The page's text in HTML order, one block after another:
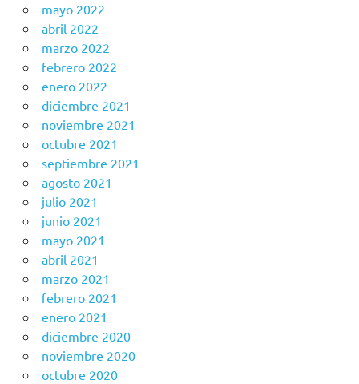
mayo 2022
abril 2022
marzo 2022
febrero 2022
enero 2022
diciembre 2021
noviembre 2021
octubre 2021
septiembre 2021
agosto 2021
julio 2021
junio 2021
mayo 2021
abril 2021
marzo 2021
febrero 2021
enero 2021
diciembre 2020
noviembre 2020
octubre 2020